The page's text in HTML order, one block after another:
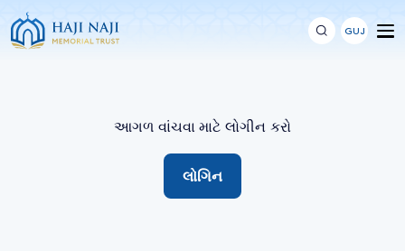
GUJ
આગળ વાંચવા માટે લોગીન કરો
લોગિન